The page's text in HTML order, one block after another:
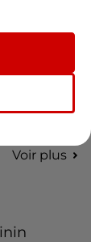
Voir plus